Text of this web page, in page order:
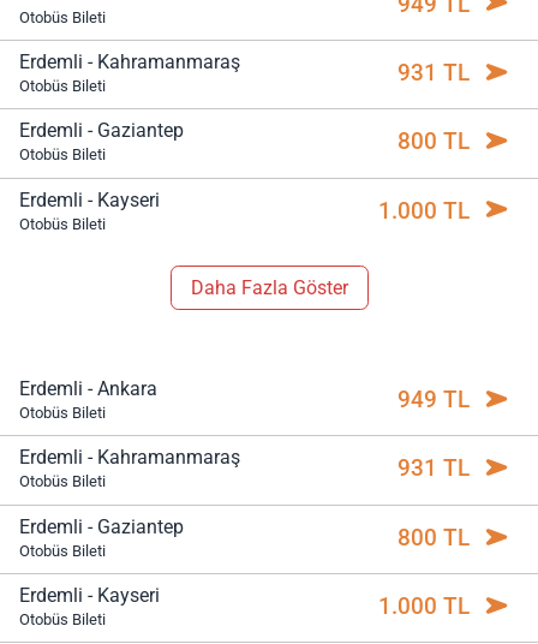
Otobüs Bileti
Erdemli - Kahramanmaraş
Otobüs Bileti 931 TL
Erdemli - Gaziantep
Otobüs Bileti 800 TL
Erdemli - Kayseri
Otobüs Bileti 1.000 TL
Daha Fazla Göster
Erdemli - Ankara
Otobüs Bileti 949 TL
Erdemli - Kahramanmaraş
Otobüs Bileti 931 TL
Erdemli - Gaziantep
Otobüs Bileti 800 TL
Erdemli - Kayseri
Otobüs Bileti 1.000 TL